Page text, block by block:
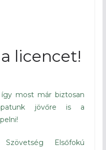
licencet!
így most már biztosan
jövőre is a
Elsőfokú